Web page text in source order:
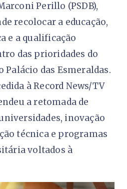
Perillo (PSDB),
recolocar a educação,
e a qualificação
das prioridades do
Palácio das Esmeraldas.
à Record News/TV
a retomada de
inovação
técnica e programas
voltados à